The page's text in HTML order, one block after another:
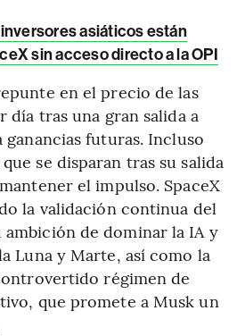
asiáticos están
sin acceso directo a la OPI
en el precio de las
día tras una gran salida a
ganancias futuras. Incluso
se disparan tras su salida
el impulso. SpaceX
la validación continua del
ambición de dominar la IA y
Luna y Marte, así como la
régimen de
que promete a Musk un